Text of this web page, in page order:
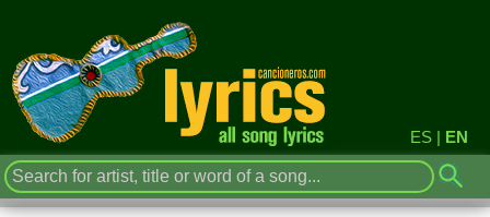
ES | EN